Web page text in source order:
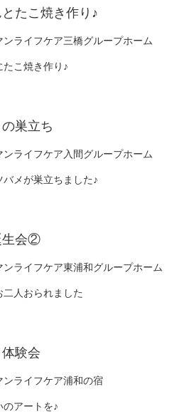
たこ焼き作り♪
ンライフケア三橋グループホーム
たこ焼き作り♪
巣立ち
ンライフケア入間グループホーム
バメが巣立ちました♪
生会②
ンライフケア東浦和グループホーム
二人おられました
験会
ンライフケア浦和の宿
のアートを♪